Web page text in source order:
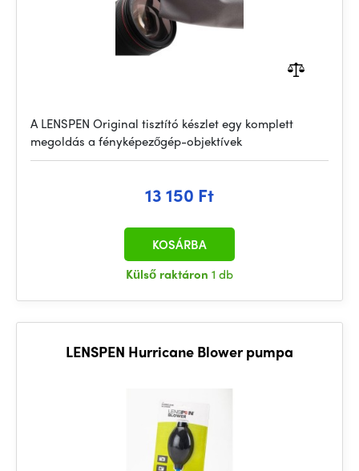
A LENSPEN Original tisztító készlet egy komplett
megoldás a fényképezőgép-objektívek
13 150 Ft
Külső raktáron 1 db
KOSÁRBA
LENSPEN Hurricane Blower pumpa